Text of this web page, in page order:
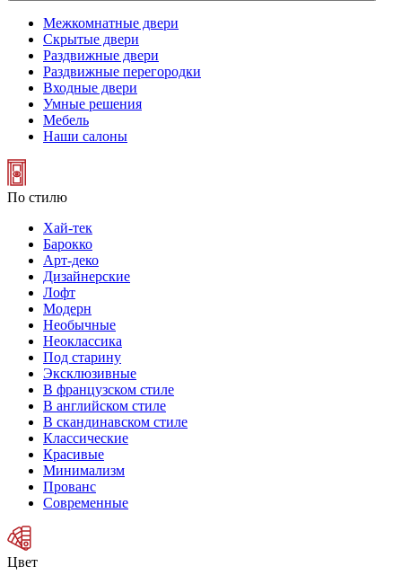
Межкомнатные двери
Скрытые двери
Раздвижные двери
Раздвижные перегородки
Входные двери
Умные решения
Мебель
Наши салоны
По стилю
Хай-тек
Барокко
Арт-деко
Дизайнерские
Лофт
Модерн
Необычные
Неоклассика
Под старину
Эксклюзивные
В французском стиле
В английском стиле
В скандинавском стиле
Классические
Красивые
Минимализм
Прованс
Современные
Цвет